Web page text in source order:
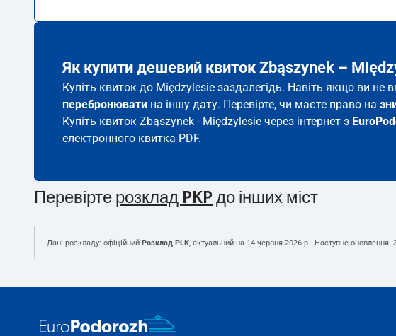
Як купити дешевий квиток Zbąszynek –
Купіть квиток до Międzylesie заздалегідь. Навіть якщо ви не
перебронювати на іншу дату. Перевірте, чи маєте право на
Купіть квиток Zbąszynek - Międzylesie через інтернет з
електронного квитка PDF.
Перевірте розклад PKP до інших міст
Дані розкладу: офіційний Розклад PLK, актуальний на 14 червня 2026 р.. Наступне оновлення: